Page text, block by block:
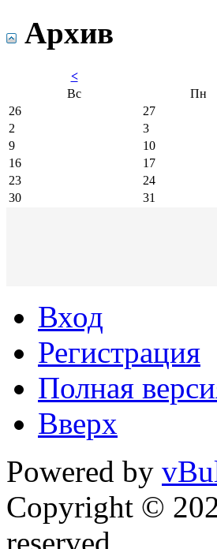
Архив
<
Вс
Пн
26
27
2
3
9
10
16
17
23
24
30
31
Вход
Регистрация
Полная
Вверх
Powered by
Copyright ©